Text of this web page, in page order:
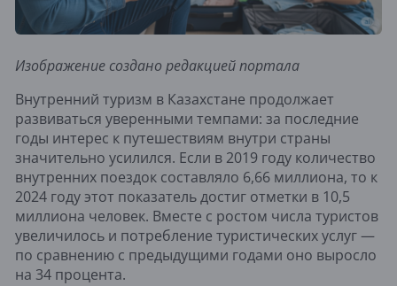
Изображение создано редакцией портала
Внутренний туризм в Казахстане продолжает
развиваться уверенными темпами: за последние
годы интерес к путешествиям внутри страны
значительно усилился. Если в 2019 году количество
внутренних поездок составляло 6,66 миллиона, то к
2024 году этот показатель достиг отметки в 10,5
миллиона человек. Вместе с ростом числа туристов
увеличилось и потребление туристических услуг —
по сравнению с предыдущими годами оно выросло
на 34 процента.